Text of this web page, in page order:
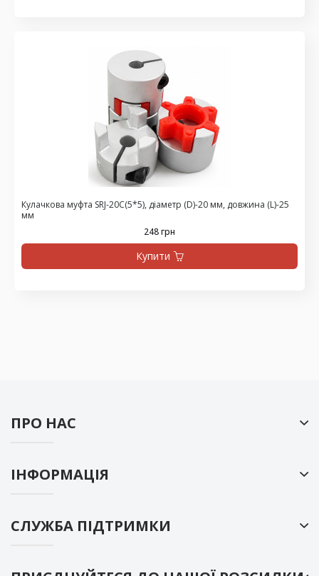
Кулачкова муфта SRJ-20C(5*5), діаметр (D)-20 мм, довжина (L)-25
мм
248 грн
Купити
ПРО НАС
ІНФОРМАЦІЯ
СЛУЖБА ПІДТРИМКИ